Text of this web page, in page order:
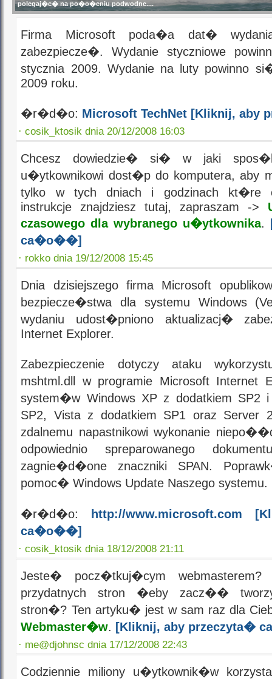
polegaj�c� na po�o�eniu podwodne....
Firma Microsoft poda�a dat�
zabezpiecze�. Wydanie styczniowe
stycznia 2009. Wydanie na luty powinno
2009 roku.
�r�d�o: Microsoft TechNet [Kliknij, aby
· cosik_ktosik dnia 20/12/2008 16:03
Chcesz dowiedzie� si� w jaki
u�ytkownikowi dost�p do komputera,
tylko w tych dniach i godzinach kt�re
instrukcje znajdziesz tutaj, zapraszam ->
czasowego dla wybranego u�ytkownika.
ca�o��]
· rokko dnia 19/12/2008 15:45
Dnia dzisiejszego firma Microsoft
bezpiecze�stwa dla systemu Windows
wydaniu udost�pniono aktualizacj�
Internet Explorer.
Zabezpieczenie dotyczy ataku
mshtml.dll w programie Microsoft Internet
system�w Windows XP z dodatkiem SP2
SP2, Vista z dodatkiem SP1 oraz Server
zdalnemu napastnikowi wykonanie
odpowiednio spreparowanego
zagnie�d�one znaczniki SPAN.
pomoc� Windows Update Naszego systemu.
�r�d�o: http://www.microsoft.com
ca�o��]
· cosik_ktosik dnia 18/12/2008 21:11
Jeste� pocz�tkuj�cym webmasterem?
przydatnych stron �eby zacz��
stron�? Ten artyku� jest w sam raz dla
Webmaster�w. [Kliknij, aby przeczyta�
· me@djohnsc dnia 17/12/2008 22:43
Codziennie miliony u�ytkownik�w